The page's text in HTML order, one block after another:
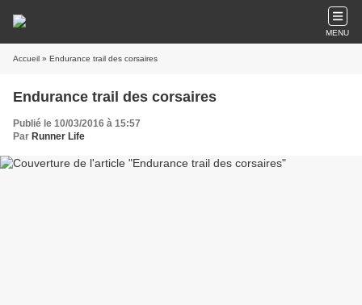
MENU
Accueil » Endurance trail des corsaires
Endurance trail des corsaires
Publié le 10/03/2016 à 15:57
Par Runner Life